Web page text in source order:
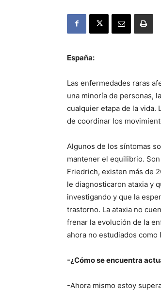
España:
Las enfermedades raras
una minoría de personas,
cualquier etapa de la vida.
de coordinar los
Algunos de los síntomas
mantener el equilibrio.
Friedrich, existen más de
le diagnosticaron ataxia y
investigando y que la
trastorno. La ataxia no
frenar la evolución de la
ahora no estudiados como
-¿Cómo se encuentra
-Ahora mismo estoy